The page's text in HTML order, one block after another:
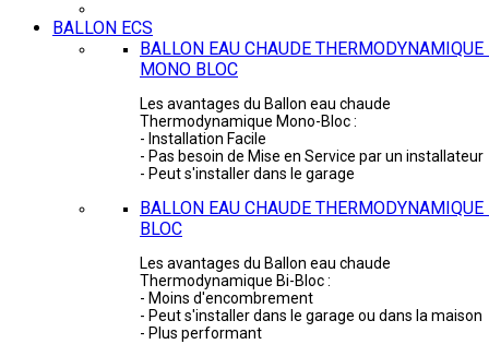
BALLON ECS
BALLON EAU CHAUDE THERMODYNAMIQUE
MONO BLOC
Les avantages du Ballon eau chaude
Thermodynamique Mono-Bloc :
- Installation Facile
- Pas besoin de Mise en Service par un installateur
- Peut s'installer dans le garage
BALLON EAU CHAUDE
BLOC
Les avantages du Ballon eau chaude
Thermodynamique Bi-Bloc :
- Moins d'encombrement
- Peut s'installer dans le garage ou dans la maison
- Plus performant